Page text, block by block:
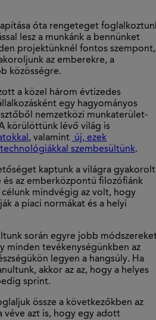
óta rengeteget
lesz a munkánk a bennünket
projektünknél fontos szempont,
az emberekre, a
közösségre.
a közel három évtizedes
egy hagyományos
nemzetközi munkaterület-
körülöttünk lévő világ is
, valamint új, ezek
szembesültünk.
kaptunk a világra gyakorolt
és az emberközpontú filozófiánk
mindvégig az volt, hogy
a piaci normákat és a helyi
során egyre jobb
minden tevékenységünkben az
legyen a hangsúly. Ha
akkor az az, hogy a helyes
sprint.
össze a következőkben az
véve azt is, hogy egy adott